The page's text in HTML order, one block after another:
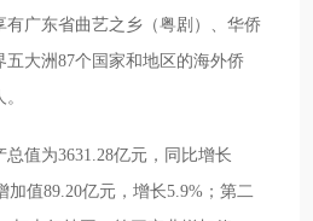
有广东省曲艺之乡（粤剧）、华侨
大洲87个国家和地区的海外侨
值为3631.28亿元，同比增长
加值89.20亿元，增长5.9%；第二